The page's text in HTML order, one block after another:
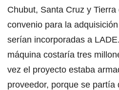
Chubut, Santa Cruz y
convenio para la
serían incorporadas a
máquina costaría tres
vez el proyecto estaba
proveedor, porque se partía